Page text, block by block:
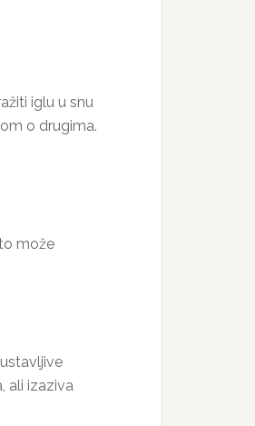
iglu u snu
o drugima.
može
ali izaziva